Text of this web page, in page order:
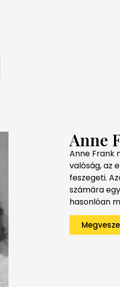
Anne
Anne Frank
valóság, az
feszegeti.
számára
hasonlóan